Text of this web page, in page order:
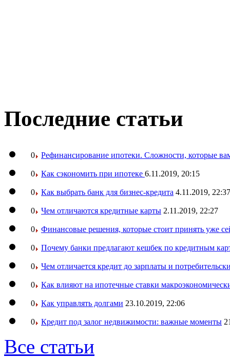
Последние статьи
0 Рефинансирование ипотеки. Сложности, которые
0 Как сэкономить при ипотеке 6.11.2019, 20:15
0 Как выбрать банк для бизнес-кредита 4.11.2019, 22:37
0 Чем отличаются кредитные карты 2.11.2019, 22:27
0 Финансовые решения, которые стоит принять уже
0 Почему банки предлагают кешбек по кредитным
0 Чем отличается кредит до зарплаты и
0 Как влияют на ипотечные ставки
0 Как управлять долгами 23.10.2019, 22:06
0 Кредит под залог недвижимости: важные моменты
Все статьи